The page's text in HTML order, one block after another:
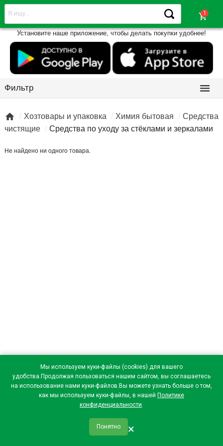
Мы используем куки-файлы (cookies) для вашего
удобства.Продолжая пользоваться нашим сайтом, вы соглашаетесь
на использование нами куки-файлов.Вы можете узнать больше о том,
как мы используем куки-файлы, в нашей Политике
конфиденциальности.
Понятно ×
shopping_cart
Установите наше приложение, чтобы делать покупки удобнее!
Фильтр 
 Хозтовары и упаковка Химия бытовая
Средства
чистящие
Средства по уходу за стёклами и зеркалами
Не найдено ни одного товара.
qr_code